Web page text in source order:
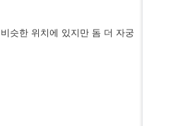
슷한 위치에 있지만 돔 더 자궁